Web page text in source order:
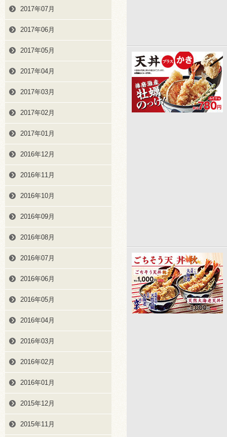
2017年07月
2017年06月
2017年05月
2017年04月
2017年03月
2017年02月
2017年01月
2016年12月
2016年11月
2016年10月
2016年09月
2016年08月
2016年07月
2016年06月
2016年05月
2016年04月
2016年03月
2016年02月
2016年01月
2015年12月
2015年11月